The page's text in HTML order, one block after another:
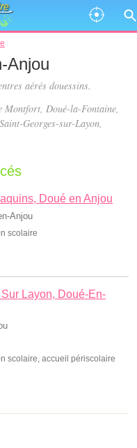
Anjou
aérés douessins.
Montfort, Doué-la-Fontaine,
Georges-sur-Layon,
Doué en Anjou
Anjou
scolaire
Layon, Doué-En-
scolaire, accueil périscolaire